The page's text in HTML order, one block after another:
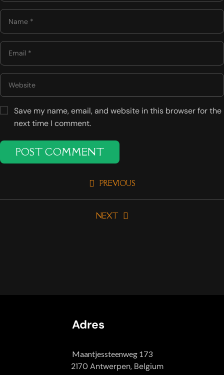
Save my name, email, and website in this browser for the
next time I comment.
PREVIOUS
NEXT
Adres
Maantjessteenweg 173
2170 Antwerpen, Belgium